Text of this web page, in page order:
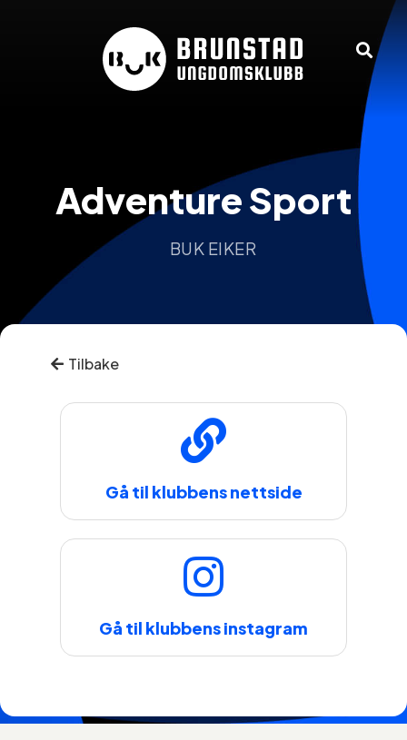
Adventure Sport
BUK EIKER
Tilbake
Gå til klubbens nettside
Gå til klubbens instagram